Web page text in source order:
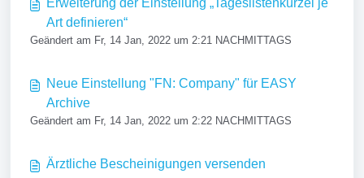
Erweiterung der Einstellung „Tageslistenkürzel je
Art definieren“
Geändert am Fr, 14 Jan, 2022 um 2:21 NACHMITTAGS
Neue Einstellung "FN: Company" für EASY
Archive
Geändert am Fr, 14 Jan, 2022 um 2:22 NACHMITTAGS
Ärztliche Bescheinigungen versenden